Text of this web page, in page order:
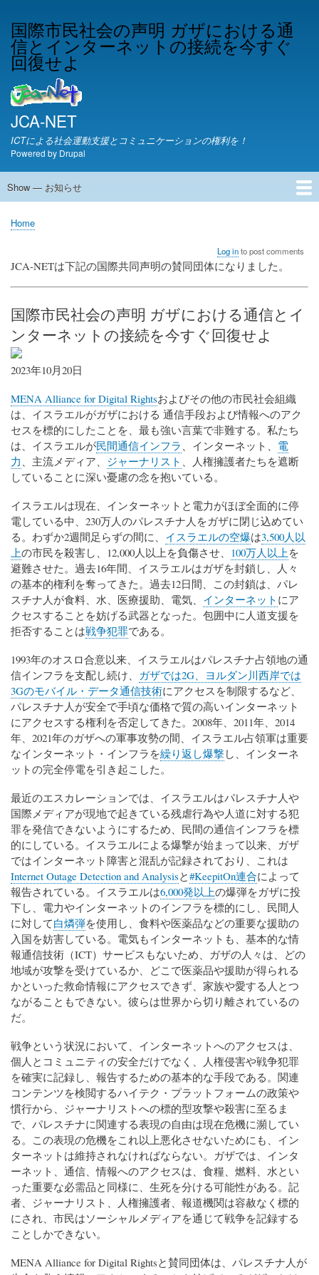
to
main
content
国際市民社会の声明 ガザにおける通
信とインターネットの接続を今すぐ
回復せよ
JCA-NET
ICTによる社会運動支援とコミュニケーションの権利を！
Powered by Drupal
お
ら
Show — お知らせ
JCA-NETからのお知らせ
Breadcrumb
Home
Log into post comments
JCA-NETは下記の国際共同声明の賛同団体になりました。
国際市民社会の声明 ガザにおける通信とイ
ンターネットの接続を今すぐ回復せよ
2023年10月20日
MENA Alliance for Digital Rightsおよびその他の市民社会組織
は、イスラエルがガザにおける 通信手段および情報へのアク
セスを標的にしたことを、最も強い言葉で非難する。私たち
は、イスラエルが民間通信インフラ 、インターネット、 電
力 、主流メディア、 ジャーナリスト
、人権擁護者たちを遮断
していることに深い憂慮の念を抱いている。
イスラエルは現在、インターネットと電力がほぼ全面的に停
電している中、230万人のパレスチナ人をガザに閉じ込めてい
る。わずか2週間足らずの間に、 イスラエルの空爆は3,500人以
上の市民を殺害し、12,000人以上を負傷させ、 100万人以上 を
避難させた。過去16年間、イスラエルはガザを封鎖し、人々
の基本的権利を奪ってきた。過去12日間、この封鎖は、パレ
スチナ人が食料、水、医療援助、電気、 インターネット にア
クセスすることを妨げる武器となった。包囲中に人道支援を
拒否することは戦争犯罪である。
1993年のオスロ合意以来、イスラエルはパレスチナ占領地の通
信インフラを支配し続け、 ガザでは2G、ヨルダン川西岸では
3Gのモバイル・データ通信技術にアクセスを制限するなど、
パレスチナ人が安全で手頃な価格で質の高いインターネット
にアクセスする権利を否定してきた。2008年、2011年、2014
年、2021年のガザへの軍事攻勢の間、イスラエル占領軍は重要
なインターネット・インフラを繰り返し爆撃し、インターネ
ットの完全停電を引き起こした。
最近のエスカレーションでは、イスラエルはパレスチナ人や
国際メディアが現地で起きている残虐行為や人道に対する犯
罪を発信できないようにするため、民間の通信インフラを標
的にしている。イスラエルによる爆撃が始まって以来、ガザ
ではインターネット障害と混乱が記録されており、これは
Internet Outage Detection and Analysisと#KeepitOn連合によって
報告されている。イスラエルは6,000発以上の爆弾をガザに投
下し、電力やインターネットのインフラを標的にし、民間人
に対して白燐弾を使用し、食料や医薬品などの重要な援助の
入国を妨害している。電気もインターネットも、基本的な情
報通信技術（ICT）サービスもないため、ガザの人々は、どの
地域が攻撃を受けているか、どこで医薬品や援助が得られる
かといった救命情報にアクセスできず、家族や愛する人とつ
ながることもできない。彼らは世界から切り離されているの
だ。
戦争という状況において、インターネットへのアクセスは、
個人とコミュニティの安全だけでなく、人権侵害や戦争犯罪
を確実に記録し、報告するための基本的な手段である。関連
コンテンツを検閲するハイテク・プラットフォームの政策や
慣行から、ジャーナリストへの標的型攻撃や殺害に至るま
で、パレスチナに関連する表現の自由は現在危機に瀕してい
る。この表現の危機をこれ以上悪化させないためにも、イン
ターネットは維持されなければならない。ガザでは、インタ
ーネット、通信、情報へのアクセスは、食糧、燃料、水とい
った重要な必需品と同様に、生死を分ける可能性がある。記
者、ジャーナリスト、人権擁護者、報道機関は容赦なく標的
にされ、市民はソーシャルメディアを通じて戦争を記録する
ことしかできない。
MENA Alliance for Digital Rightsと賛同団体は、パレスチナ人が